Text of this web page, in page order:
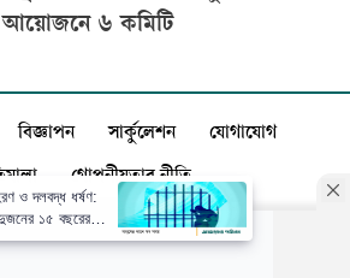
আয়োজনে ৬ কমিটি
বিজ্ঞাপন সার্কুলেশন যোগাযোগ
গোপনীয়তার নীতি
ও দলবদ্ধ ধর্ষণ:
১৫ বছরের